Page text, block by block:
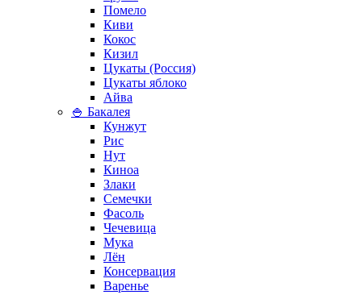
Помело
Киви
Кокос
Кизил
Цукаты (Россия)
Цукаты яблоко
Айва
🍚 Бакалея
Кунжут
Рис
Нут
Киноа
Злаки
Семечки
Фасоль
Чечевица
Мука
Лён
Консервация
Варенье